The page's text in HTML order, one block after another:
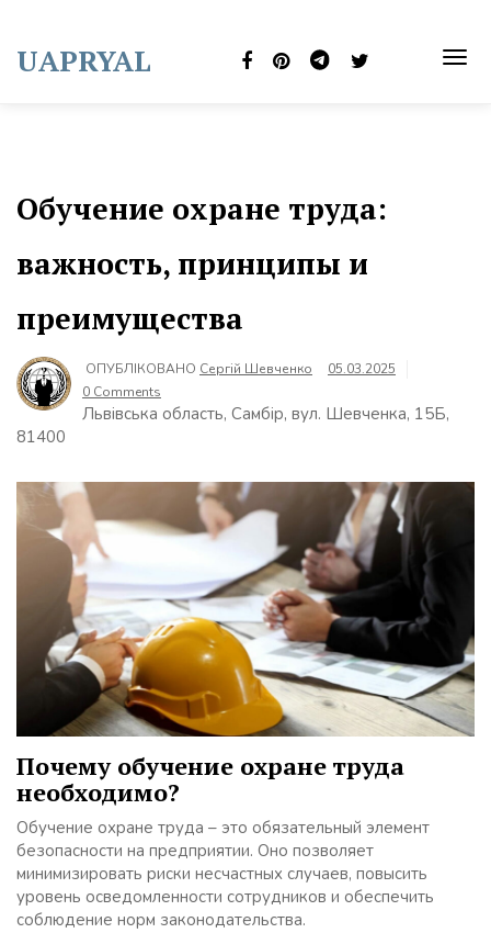
content
UAPRYAL
Обучение охране труда:
важность, принципы и
преимущества
ОПУБЛІКОВАНО Сергій Шевченко
05.03.2025
0 Comments
Львівська область, Самбір, вул. Шевченка, 15Б,
81400
Почему обучение охране труда
необходимо?
Обучение охране труда – это обязательный элемент
безопасности на предприятии. Оно позволяет
минимизировать риски несчастных случаев, повысить
уровень осведомленности сотрудников и обеспечить
соблюдение норм законодательства.